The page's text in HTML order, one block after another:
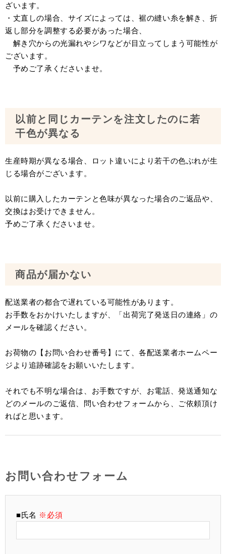
ざいます。
・丈直しの場合、サイズによっては、裾の縫い糸を解き、折
返し部分を調整する必要があった場合、
解き穴からの光漏れやシワなどが目立ってしまう可能性が
ございます。
予めご了承くださいませ。
以前と同じカーテンを注文したのに若
干色が異なる
生産時期が異なる場合、ロット違いにより若干の色ぶれが生
じる場合がございます。
以前に購入したカーテンと色味が異なった場合のご返品や、
交換はお受けできません。
予めご了承くださいませ。
商品が届かない
配送業者の都合で遅れている可能性があります。
お手数をおかけいたしますが、「出荷完了発送日の連絡」の
メールを確認ください。
お荷物の【お問い合わせ番号】にて、各配送業者ホームペー
ジより追跡確認をお願いいたします。
それでも不明な場合は、お手数ですが、お電話、発送通知な
どのメールのご返信、問い合わせフォームから、ご依頼頂け
ればと思います。
お問い合わせフォーム
■氏名 ※必須